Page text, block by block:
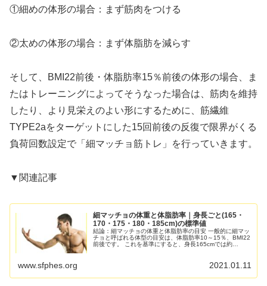
①細めの体形の場合：まず筋肉をつける
②太めの体形の場合：まず体脂肪を減らす
そして、BMI22前後・体脂肪率15％前後の体形の場合、ま
たはトレーニングによってそうなった場合は、筋肉を維持
したり、より見栄えのよい形にするために、筋繊維
TYPE2aをターゲットにした15回前後の反復で限界がくる
負荷回数設定で「細マッチョ筋トレ」を行っていきます。
▼関連記事
細マッチョの体重と体脂肪率｜身長ごと(165・
170・175・180・185cm)の標準値
結論：細マッチョの体重と体脂肪率の目安 一般的に細マッ
チョと呼ばれる体型の目安は、体脂肪率10～15％、BMI22
前後です。 これを基準にすると、身長165cmでは約
www.sfphes.org 2021.01.11